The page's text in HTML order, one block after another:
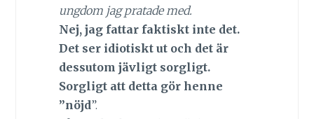
ungdom jag pratade med.
Nej, jag fattar faktiskt inte det.
Det ser idiotiskt ut och det är
dessutom jävligt sorgligt.
Sorgligt att detta gör henne
”nöjd”.